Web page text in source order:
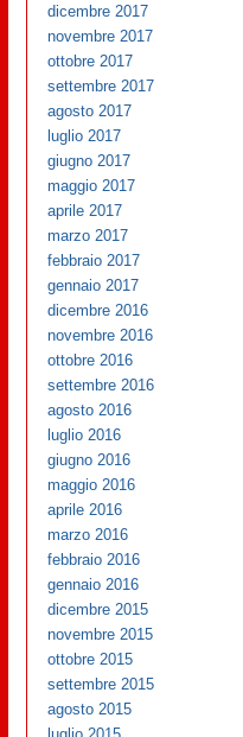
dicembre 2017
novembre 2017
ottobre 2017
settembre 2017
agosto 2017
luglio 2017
giugno 2017
maggio 2017
aprile 2017
marzo 2017
febbraio 2017
gennaio 2017
dicembre 2016
novembre 2016
ottobre 2016
settembre 2016
agosto 2016
luglio 2016
giugno 2016
maggio 2016
aprile 2016
marzo 2016
febbraio 2016
gennaio 2016
dicembre 2015
novembre 2015
ottobre 2015
settembre 2015
agosto 2015